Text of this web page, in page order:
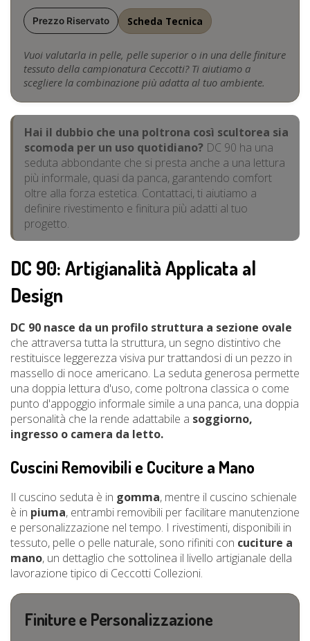
Prezzo Riservato Scheda Tecnica
Vuoi valutarla in pelle, pelle superior o in una delle finiture
tessuto della campionatura Ceccotti? Ti aiutiamo a
scegliere la combinazione più adatta al tuo ambiente.
Hai il dubbio che una poltrona così scultorea sia
scomoda per un uso quotidiano? DC 90 ha una
seduta abbondante che si presta anche a una lettura
più informale, quasi da panca, garantendo comfort
oltre alla forza estetica. Contattaci, ti aiutiamo a
definire rivestimento e finitura più adatti al tuo
progetto.
DC 90: Artigianalità Applicata al
Design
DC 90 nasce da un profilo struttura a sezione ovale
che attraversa tutta la struttura, un segno distintivo che
restituisce leggerezza visiva pur trattandosi di un pezzo in
massello di noce americano. La seduta generosa permette
una doppia lettura d'uso, come poltrona classica o come
punto d'appoggio informale simile a una panca, una doppia
personalità che la rende adattabile a soggiorno,
ingresso o camera da letto.
Cuscini Removibili e Cuciture a Mano
Il cuscino seduta è in gomma, mentre il cuscino schienale
è in piuma, entrambi removibili per facilitare manutenzione
e personalizzazione nel tempo. I rivestimenti, disponibili in
tessuto, pelle o pelle naturale, sono rifiniti con cuciture a
mano, un dettaglio che sottolinea il livello artigianale della
lavorazione tipico di Ceccotti Collezioni.
Finiture e Personalizzazione